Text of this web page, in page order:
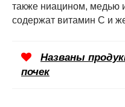
также ниацином, медью
содержат витамин С и
Названы
почек